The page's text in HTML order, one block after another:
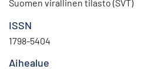
Suomen virallinen tilasto (SVT)
ISSN
1798-5404
Aihealue